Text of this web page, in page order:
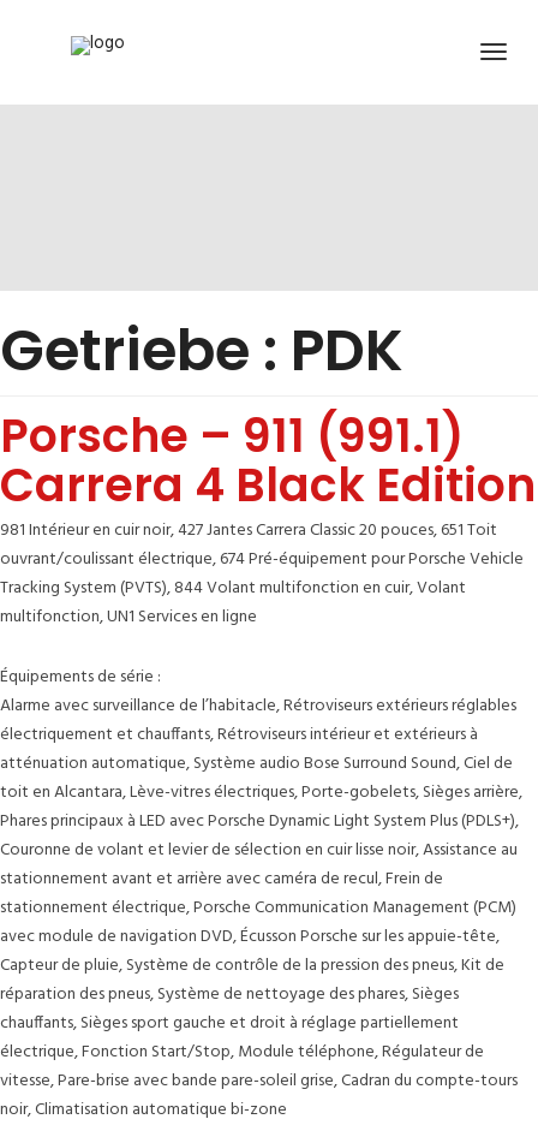
Getriebe : PDK
Porsche – 911 (991.1)
Carrera 4 Black Edition
981 Intérieur en cuir noir, 427 Jantes Carrera Classic 20 pouces, 651 Toit
ouvrant/coulissant électrique, 674 Pré-équipement pour Porsche Vehicle
Tracking System (PVTS), 844 Volant multifonction en cuir, Volant
multifonction, UN1 Services en ligne
Équipements de série :
Alarme avec surveillance de l’habitacle, Rétroviseurs extérieurs réglables
électriquement et chauffants, Rétroviseurs intérieur et extérieurs à
atténuation automatique, Système audio Bose Surround Sound, Ciel de
toit en Alcantara, Lève-vitres électriques, Porte-gobelets, Sièges arrière,
Phares principaux à LED avec Porsche Dynamic Light System Plus (PDLS+),
Couronne de volant et levier de sélection en cuir lisse noir, Assistance au
stationnement avant et arrière avec caméra de recul, Frein de
stationnement électrique, Porsche Communication Management (PCM)
avec module de navigation DVD, Écusson Porsche sur les appuie-tête,
Capteur de pluie, Système de contrôle de la pression des pneus, Kit de
réparation des pneus, Système de nettoyage des phares, Sièges
chauffants, Sièges sport gauche et droit à réglage partiellement
électrique, Fonction Start/Stop, Module téléphone, Régulateur de
vitesse, Pare-brise avec bande pare-soleil grise, Cadran du compte-tours
noir, Climatisation automatique bi-zone